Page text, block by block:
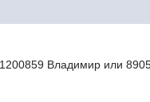
Владимир или